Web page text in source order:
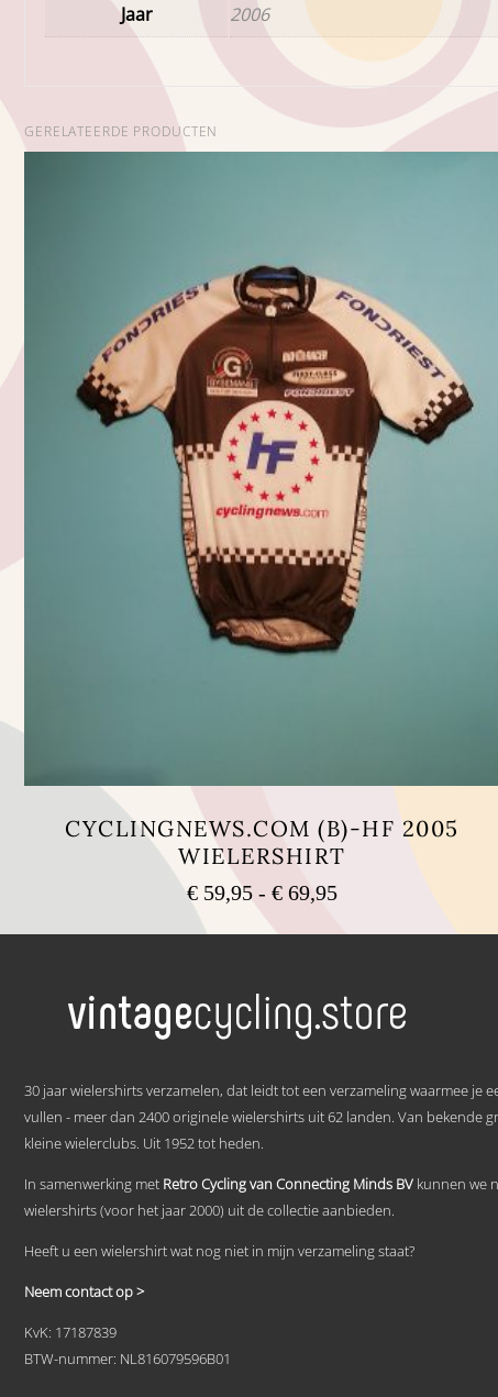
Jaar
2006
GERELATEERDE PRODUCTEN
CYCLINGNEWS.COM (B)-HF 2005
WIELERSHIRT
€ 59,95 - € 69,95Prijsklasse:
tot
Dit
variaties.
Deze
gekozen
op
de
30 jaar wielershirts verzamelen, dat leidt tot een verzameling waarmee je
vullen - meer dan 2400 originele wielershirts uit 62 landen. Van bekende
kleine wielerclubs. Uit 1952 tot heden.
In samenwerking met Retro Cycling van Connecting Minds BV kunnen we
wielershirts (voor het jaar 2000) uit de collectie aanbieden.
Heeft u een wielershirt wat nog niet in mijn verzameling staat?
Neem contact op >
KvK: 17187839
BTW-nummer: NL816079596B01